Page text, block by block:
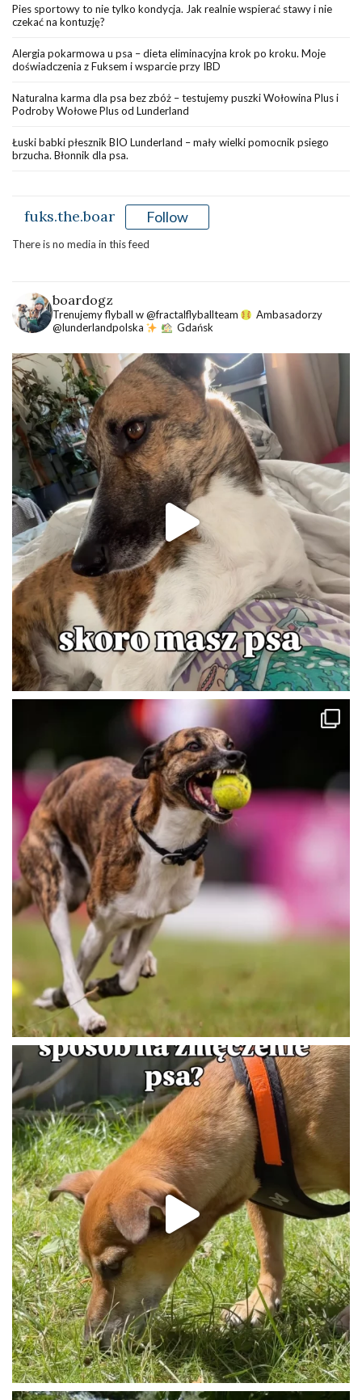
Pies sportowy to nie tylko kondycja. Jak realnie wspierać stawy i nie
czekać na kontuzję?
Alergia pokarmowa u psa – dieta eliminacyjna krok po kroku. Moje
doświadczenia z Fuksem i wsparcie przy IBD
Naturalna karma dla psa bez zbóż – testujemy puszki Wołowina Plus i
Podroby Wołowe Plus od Lunderland
Łuski babki płesznik BIO Lunderland – mały wielki pomocnik psiego
brzucha. Błonnik dla psa.
fuks.the.boar Follow
There is no media in this feed
boardogz
Trenujemy flyball w @fractalflyballteam
Ambasadorzy
@lunderlandpolska
Gdańsk